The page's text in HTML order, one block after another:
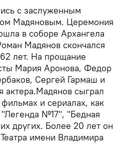
с заслуженным
Мадяновым. Церемония
в соборе Архангела
Мадянов скончался
лет. На прощание
Мария Аронова, Федор
Сергей Гармаш и
актера.Мадянов сыграл
и сериалах, как
№17", "Бедная
других. Более 20 лет он
имени Владимира